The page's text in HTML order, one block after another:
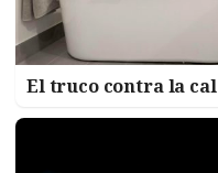
El truco contra la cal